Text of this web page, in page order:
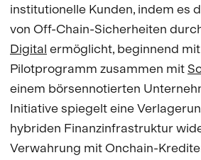
institutionelle Kunden, indem es
von Off-Chain-Sicherheiten
Digital ermöglicht, beginnend
Pilotprogramm zusammen mit
einem börsennotierten
Initiative spiegelt eine
hybriden Finanzinfrastruktur
Verwahrung mit Onchain-